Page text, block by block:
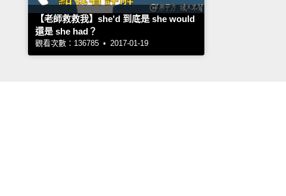
【老師救救我】she'd 到底是 she would
還是 she had？
觀看次數：136785 • 2017-01-19